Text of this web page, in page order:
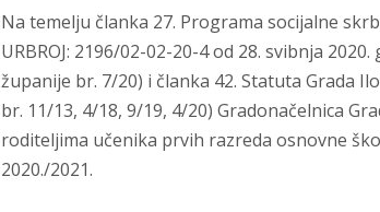
Na temelju članka 27. Programa socijalne
URBROJ: 2196/02-02-20-4 od 28. svibnja
županije br. 7/20) i članka 42. Statuta Grada
br. 11/13, 4/18, 9/19, 4/20) Gradonačelnica
roditeljima učenika prvih razreda osnovne
2020./2021.